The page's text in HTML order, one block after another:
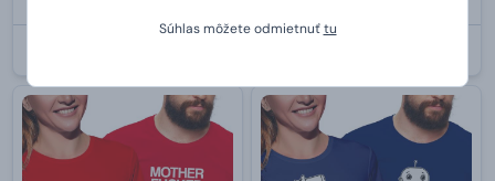
Súhlas môžete odmietnuťtu